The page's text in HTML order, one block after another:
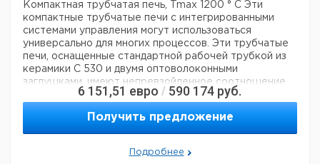
Компактная трубчатая печь, Tmax 1200 ° C Эти
компактные трубчатые печи с интегрированными
системами управления могут использоваться
универсально для многих процессов. Эти трубчатые
печи, оснащенные стандартной рабочей трубкой из
керамики C 530 и двумя оптоволоконными
заглушками, имеют непревзойденное соотношение
цены и качества.? -? Tmax 1200 ° C или 1300 ° C
Однозонный дизайн в стандартной комплектации-
Корпус с двойной оболочкой из листов
текстурированной нержавеющей стали-
Используются только волокнистые материалы,
которые не классифицируются как канцерогенные в
6 151,51 евро / 590 174 руб.
Получить предложение
Подробнее